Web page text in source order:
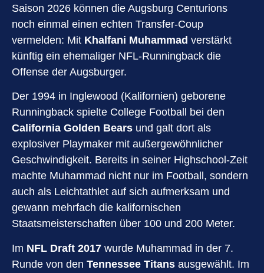
Saison 2026 können die Augsburg Centurions
noch einmal einen echten Transfer-Coup
vermelden: Mit Khalfani Muhammad verstärkt
künftig ein ehemaliger NFL-Runningback die
Offense der Augsburger.
Der 1994 in Inglewood (Kalifornien) geborene
Runningback spielte College Football bei den
California Golden Bears und galt dort als
explosiver Playmaker mit außergewöhnlicher
Geschwindigkeit. Bereits in seiner Highschool-Zeit
machte Muhammad nicht nur im Football, sondern
auch als Leichtathlet auf sich aufmerksam und
gewann mehrfach die kalifornischen
Staatsmeisterschaften über 100 und 200 Meter.
Im NFL Draft 2017 wurde Muhammad in der 7.
Runde von den Tennessee Titans ausgewählt. Im